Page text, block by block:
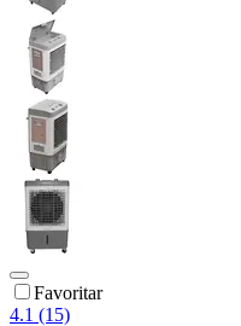
Favoritar
4.1 (15)